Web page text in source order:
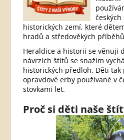
historických zemí, které
hradů a středověkých
Heraldice a historii se věnuji
návrzích štítů se snažím
historických předloh. Děti
opravdové erby používané v
stovkami let.
Proč si děti naše